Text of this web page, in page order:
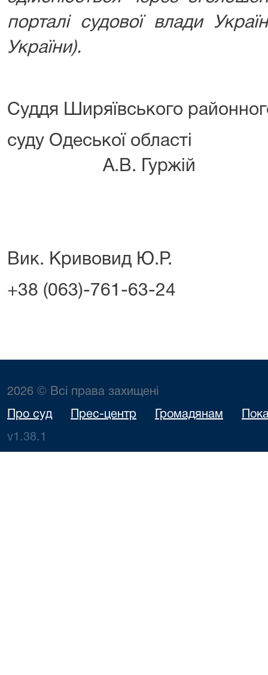
порталі судової влади
України).
Суддя Ширяївського
суду
А.В. Гуржій
Вик. Кривовид Ю.Р.
+38 (063)-761-63-24
2026 © Всі права захищені
Про суд Прес-центр Громадянам
v1.38.1